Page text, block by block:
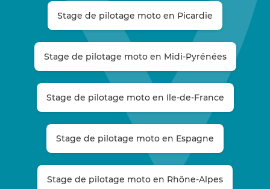
Stage de pilotage moto en Picardie
Stage de pilotage moto en Midi-Pyrénées
Stage de pilotage moto en Ile-de-France
Stage de pilotage moto en Espagne
Stage de pilotage moto en Rhône-Alpes